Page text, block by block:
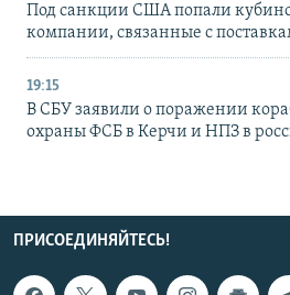
Под санкции США попали
компании, связанные с
19:15
В СБУ заявили о поражении
охраны ФСБ в Керчи и НПЗ в
ПРИСОЕДИНЯЙТЕСЬ!